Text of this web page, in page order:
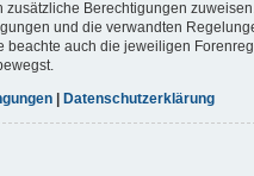
zusätzliche Berechtigungen
und die verwandten
beachte auch die jeweiligen
| Datenschutzerklärung